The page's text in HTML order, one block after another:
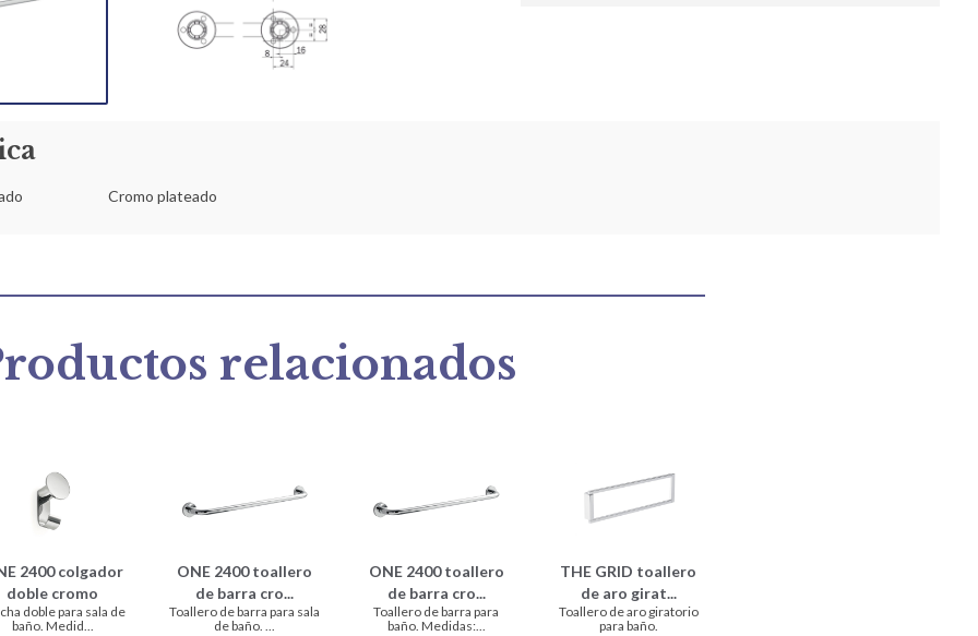
Cromo plateado
relacionados
2400 colgador
doble cromo
doble para sala de
baño. Medid...
ONE 2400 toallero
de barra cro...
Toallero de barra para sala
de baño. ...
ONE 2400 toallero
de barra cro...
Toallero de barra para
baño. Medidas:...
THE GRID toallero
de aro girat...
Toallero de aro giratorio
para baño.